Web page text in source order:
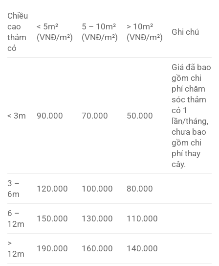
Chiều
cao
thảm
cỏ
< 5m²
(VNĐ/m²)
5 – 10m²
(VNĐ/m²)
> 10m²
(VNĐ/m²)
Ghi chú
< 3m 90.000 70.000 50.000
Giá đã bao
gồm chi
phí chăm
sóc thảm
cỏ 1
lần/tháng,
chưa bao
gồm chi
phí thay
cây.
3 –
6m
120.000 100.000 80.000
6 –
12m
150.000 130.000 110.000
>
12m
190.000 160.000 140.000